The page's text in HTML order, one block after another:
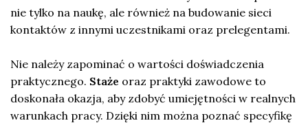
nie tylko na naukę, ale również na budowanie sieci
kontaktów z innymi uczestnikami oraz prelegentami.
Nie należy zapominać o wartości doświadczenia
praktycznego. Staże oraz praktyki zawodowe to
doskonała okazja, aby zdobyć umiejętności w realnych
warunkach pracy. Dzięki nim można poznać specyfikę